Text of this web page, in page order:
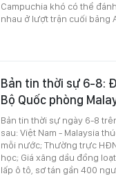
Campuchia khó có thể
nhau ở lượt trận cuối bảng
Bản tin thời sự 6-8:
Bộ Quốc phòng
Bản tin thời sự ngày 6-8
sau: Việt Nam - Malaysia
mỗi nước; Thường trực
học; Giá xăng dầu đồng
lấp ô tô, sơ tán gần 400